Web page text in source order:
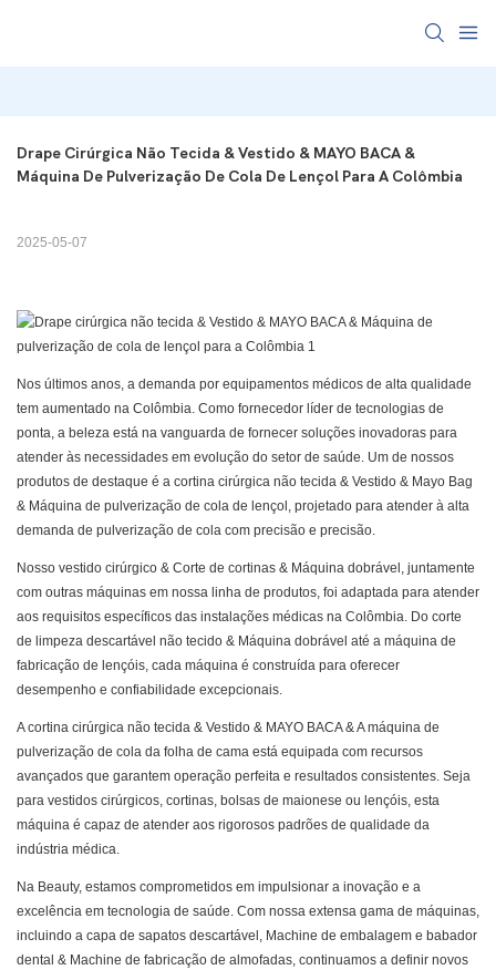
Drape Cirúrgica Não Tecida & Vestido & MAYO BACA &
Máquina De Pulverização De Cola De Lençol Para A Colômbia
2025-05-07
Nos últimos anos, a demanda por equipamentos médicos de alta qualidade
tem aumentado na Colômbia. Como fornecedor líder de tecnologias de
ponta, a beleza está na vanguarda de fornecer soluções inovadoras para
atender às necessidades em evolução do setor de saúde. Um de nossos
produtos de destaque é a cortina cirúrgica não tecida & Vestido & Mayo Bag
& Máquina de pulverização de cola de lençol, projetado para atender à alta
demanda de pulverização de cola com precisão e precisão.
Nosso vestido cirúrgico & Corte de cortinas & Máquina dobrável, juntamente
com outras máquinas em nossa linha de produtos, foi adaptada para atender
aos requisitos específicos das instalações médicas na Colômbia. Do corte
de limpeza descartável não tecido & Máquina dobrável até a máquina de
fabricação de lençóis, cada máquina é construída para oferecer
desempenho e confiabilidade excepcionais.
A cortina cirúrgica não tecida & Vestido & MAYO BACA & A máquina de
pulverização de cola da folha de cama está equipada com recursos
avançados que garantem operação perfeita e resultados consistentes. Seja
para vestidos cirúrgicos, cortinas, bolsas de maionese ou lençóis, esta
máquina é capaz de atender aos rigorosos padrões de qualidade da
indústria médica.
Na Beauty, estamos comprometidos em impulsionar a inovação e a
excelência em tecnologia de saúde. Com nossa extensa gama de máquinas,
incluindo a capa de sapatos descartável, Machine de embalagem e babador
dental & Machine de fabricação de almofadas, continuamos a definir novos